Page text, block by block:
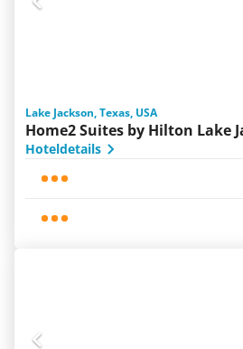
Lake Jackson, Texas, USA
Home2 Suites by Hilton Lake
Hoteldetails